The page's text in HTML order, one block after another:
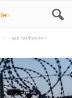
Laat zelfmelden